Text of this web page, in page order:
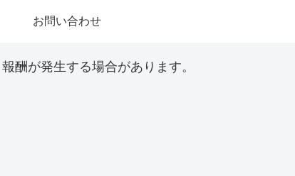
お問い合わせ
酬が発生する場合があります。